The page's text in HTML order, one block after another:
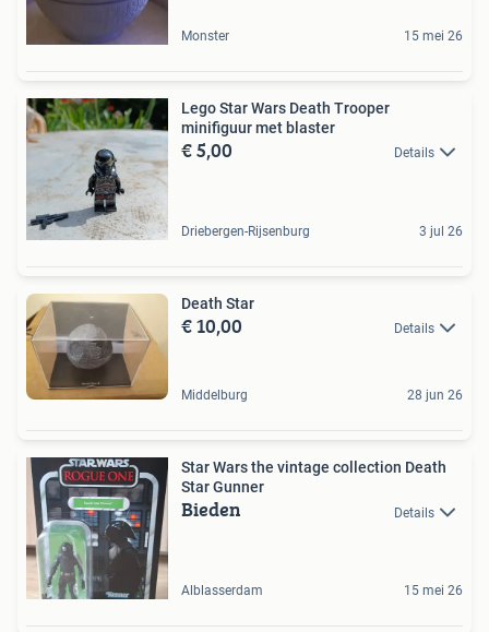
Monster 15 mei 26
Lego Star Wars Death Trooper
minifiguur met blaster
€ 5,00 Details
Driebergen-Rijsenburg 3 jul 26
Death Star
€ 10,00 Details
Middelburg 28 jun 26
Star Wars the vintage collection Death
Star Gunner
Bieden Details
Alblasserdam 15 mei 26